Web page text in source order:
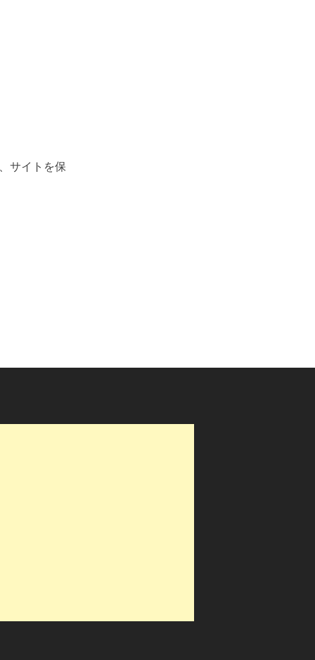
サイトを保